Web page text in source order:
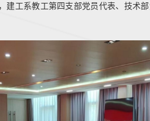
建工系教工第四支部党员代表、技术